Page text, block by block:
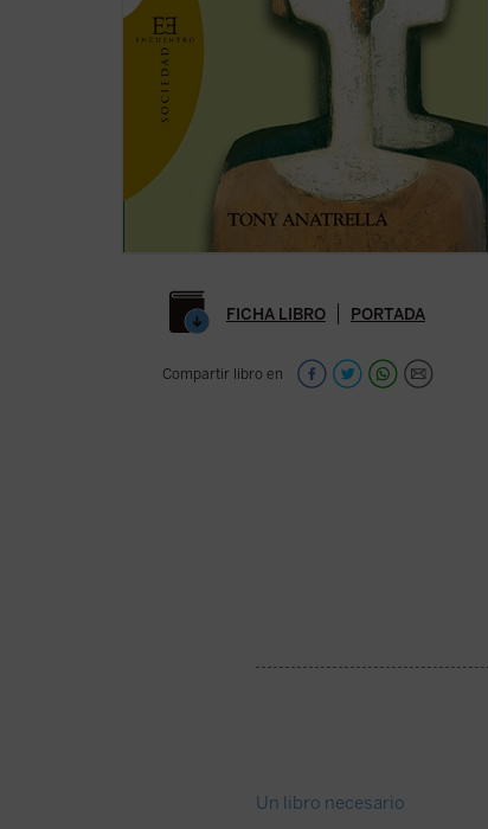
FICHA LIBRO PORTADA
Compartir libro en
Un libro necesario